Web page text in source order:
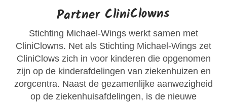
Partner CliniClowns
Stichting Michael-Wings werkt samen met
CliniClowns. Net als Stichting Michael-Wings zet
CliniClows zich in voor kinderen die opgenomen
zijn op de kinderafdelingen van ziekenhuizen en
zorgcentra. Naast de gezamenlijke aanwezigheid
op de ziekenhuisafdelingen, is de nieuwe